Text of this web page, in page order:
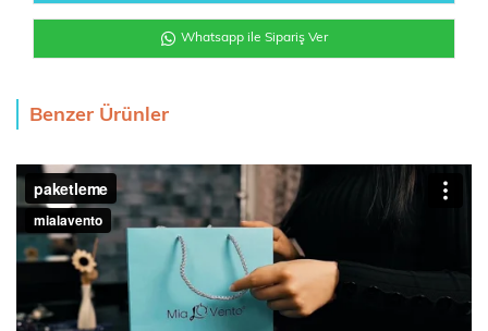
Whatsapp ile Sipariş Ver
Benzer Ürünler